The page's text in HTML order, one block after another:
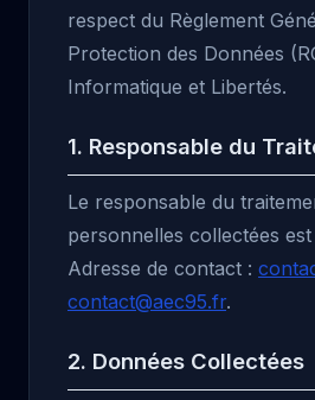
respect du Règlement
Protection des Données
Informatique et Libertés.
1. Responsable du
Le responsable du
personnelles collectées est
Adresse de contact :
contact@aec95.fr.
2. Données Collectées